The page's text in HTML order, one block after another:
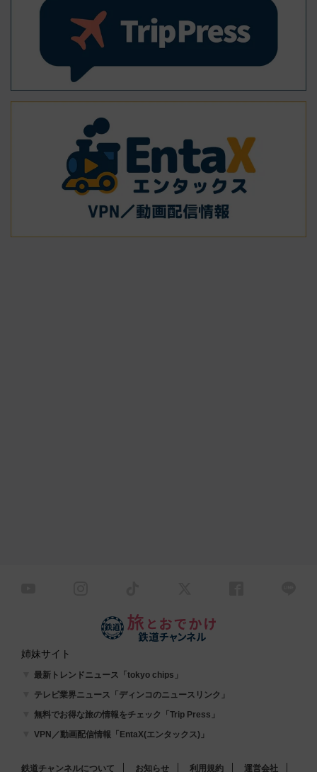
姉妹サイト
最新トレンドニュース「tokyo chips」
テレビ業界ニュース「ディンコのニュースリンク」
無料でお得な旅の情報をチェック「Trip Press」
VPN／動画配信情報「EntaX(エンタックス)」
鉄道チャンネルについて お知らせ 利用規約 運営会社